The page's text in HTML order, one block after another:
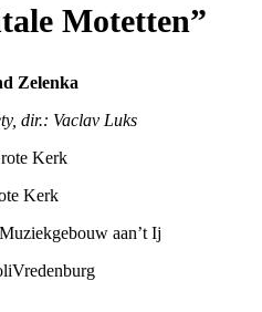
Motetten”
Zelenka
dir.: Vaclav Luks
Kerk
Kerk
aan’t Ij